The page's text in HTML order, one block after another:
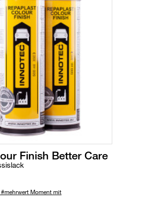
Finish Better Care
Moment mit